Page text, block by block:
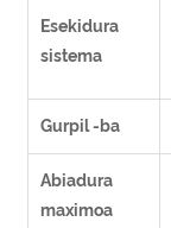
Esekidura
sistema
Gurpil -ba
Abiadura
maximoa